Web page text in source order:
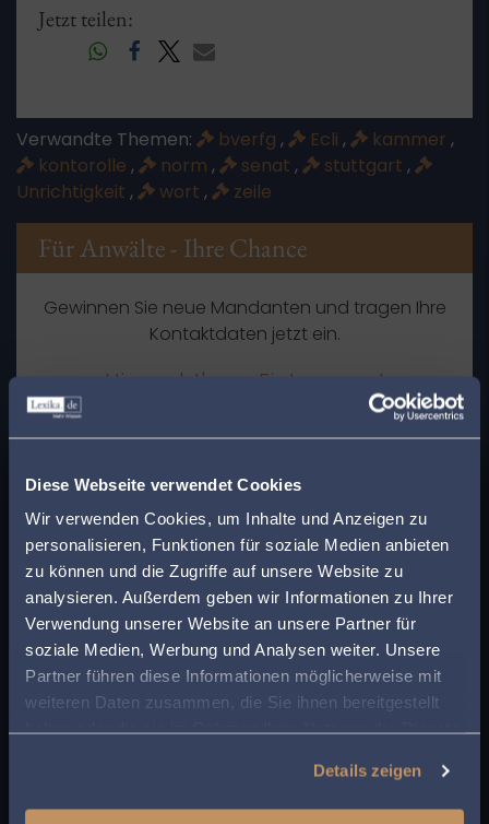
Diese Webseite verwendet Cookies
Wir verwenden Cookies, um Inhalte und Anzeigen zu
personalisieren, Funktionen für soziale Medien anbieten
zu können und die Zugriffe auf unsere Website zu
analysieren. Außerdem geben wir Informationen zu Ihrer
Verwendung unserer Website an unsere Partner für
soziale Medien, Werbung und Analysen weiter. Unsere
Partner führen diese Informationen möglicherweise mit
weiteren Daten zusammen, die Sie ihnen bereitgestellt
haben oder die sie im Rahmen Ihrer Nutzung der Dienste
Details zeigen
Jetzt teilen:
Verwandte Themen: bverfg , Ecli , kammer ,
kontorolle , norm , senat , stuttgart ,
Unrichtigkeit , wort , zeile
Für Anwälte - Ihre Chance
Gewinnen Sie neue Mandanten und tragen Ihre
Kontaktdaten jetzt ein.
Hier geht's zur Eintragung!
Allgemein ArbeitsrechtBankrecht
Baurecht Checklisten Covid-19 Spezial Cta
Datenschutz Erbrecht Europarecht
Fachbeiträge Familienrecht Fußgänger
Handels- und Gesellschaftsrecht
Insolvenzrecht IT- und Medienrecht
WohnungseigentumsrechtPatent- und
Finden Sie den
passenden Anwalt in
Ihrer Nähe!
Geben Sie Ihre Postleitzahl ein, um beim Lesen
eines Beitrags sofort einen kompetenten
Anwalt in Ihrer Region angezeigt zu bekommen.
So sparen Sie Zeit und Mühe bei der Suche
nach rechtlicher Unterstützung.